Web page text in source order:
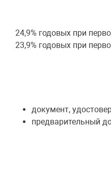
24,9% годовых при
23,9% годовых при
документ,
предварительный